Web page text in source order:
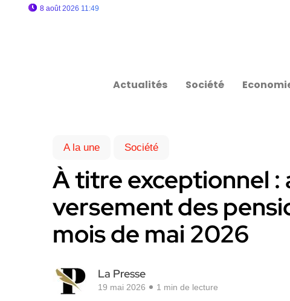
8 août 2026 11:49
Actualités Société
A la une Société
À titre exceptionnel :
versement des
mois de mai 2026
La Presse
19 mai 2026 1 min de lecture